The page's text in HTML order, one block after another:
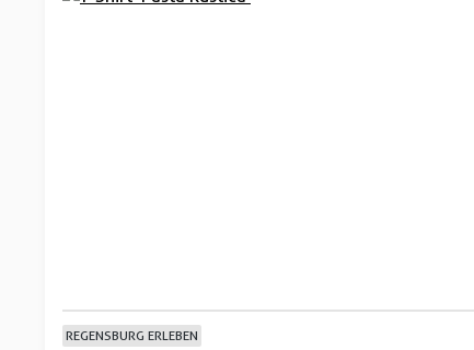
REGENSBURG ERLEBEN